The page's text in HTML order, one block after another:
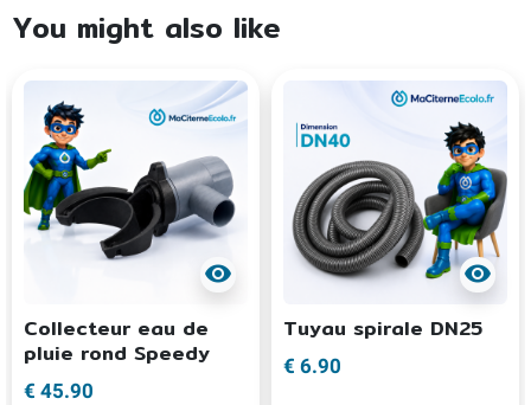
You might also like
visibility
Collecteur eau de
pluie rond Speedy
€ 45.90
visibility
Tuyau spirale DN25
€ 6.90